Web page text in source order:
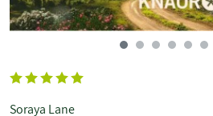
Soraya Lane